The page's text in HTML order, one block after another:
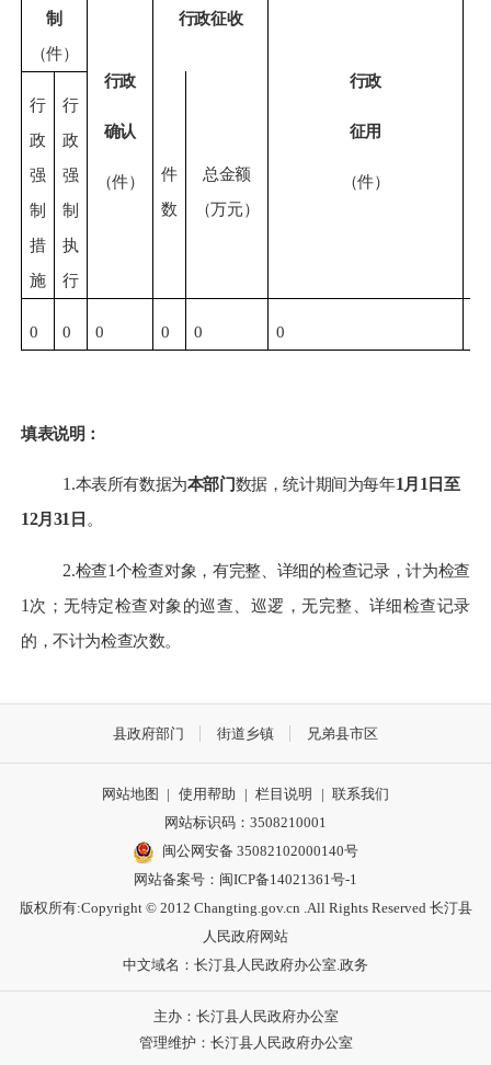
制
（件）
行政
确认
（件）
行政征收
行政
征用
（件）
行
政
强
制
措
施
行
政
强
制
执
行
件
数
总金额
（万元）
0 0 0 0 0 0
填表说明：
1.本表所有数据为本部门数据，统计期间为每年1 月 1 日至
12月 31 日 。
2.检查1个检查对象，有完整、详细的检查记录，计为检查
1 次；无特定检查对象的巡查、巡逻，无完整、详细检查记录
的，不计为检查次数。
县政府部门 街道乡镇 兄弟县市区
网站地图 | 使用帮助 | 栏目说明 | 联系我们
网站标识码：3508210001
闽公网安备 35082102000140号
网站备案号： 闽ICP备14021361号-1
版权所有:Copyright © 2012 Changting.gov.cn .All Rights Reserved 长汀县
人民政府网站
中文域名：长汀县人民政府办公室.政务
主办：长汀县人民政府办公室
管理维护：长汀县人民政府办公室